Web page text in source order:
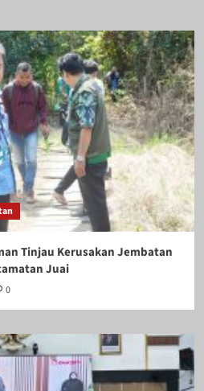
Tinjau Kerusakan Jembatan
Juai
0